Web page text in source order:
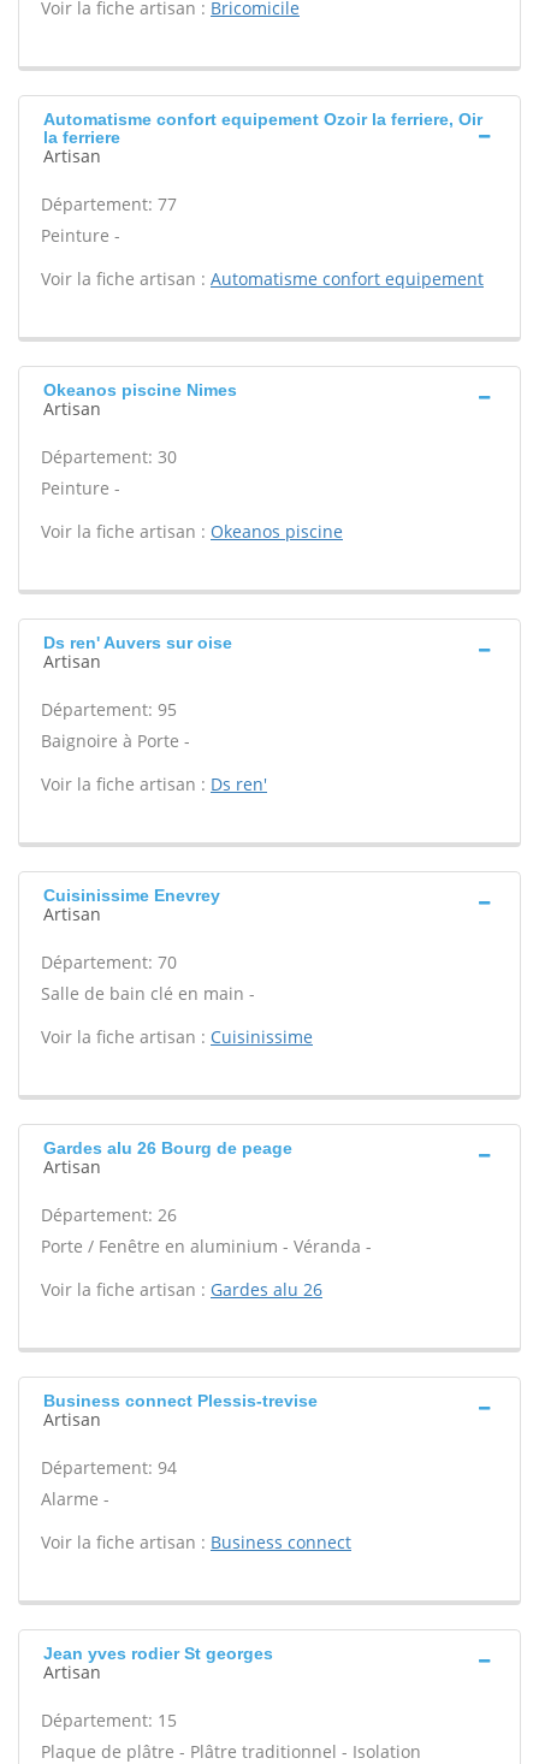
Voir la fiche artisan : Bricomicile
Automatisme confort equipement Ozoir la ferriere, Oir
la ferriere
Artisan
Département: 77
Peinture -
Voir la fiche artisan : Automatisme confort equipement
Okeanos piscine Nimes
Artisan
Département: 30
Peinture -
Voir la fiche artisan : Okeanos piscine
Ds ren' Auvers sur oise
Artisan
Département: 95
Baignoire à Porte -
Voir la fiche artisan : Ds ren'
Cuisinissime Enevrey
Artisan
Département: 70
Salle de bain clé en main -
Voir la fiche artisan : Cuisinissime
Gardes alu 26 Bourg de peage
Artisan
Département: 26
Porte / Fenêtre en aluminium - Véranda -
Voir la fiche artisan : Gardes alu 26
Business connect Plessis-trevise
Artisan
Département: 94
Alarme -
Voir la fiche artisan : Business connect
Jean yves rodier St georges
Artisan
Département: 15
Plaque de plâtre - Plâtre traditionnel - Isolation